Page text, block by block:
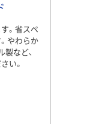
。省スペ
やわらか
など、
い。